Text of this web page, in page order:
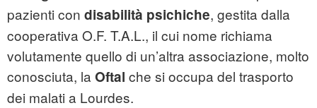
pazienti con disabilità psichiche, gestita dalla
cooperativa O.F. T.A.L., il cui nome richiama
volutamente quello di un’altra associazione, molto
conosciuta, la Oftal che si occupa del trasporto
dei malati a Lourdes.